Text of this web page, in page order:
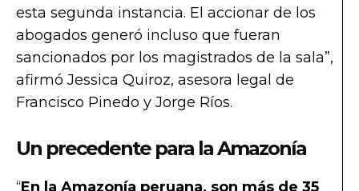
esta segunda instancia. El accionar de los
abogados generó incluso que fueran
sancionados por los magistrados de la sala”,
afirmó Jessica Quiroz, asesora legal de
Francisco Pinedo y Jorge Ríos.
Un precedente para la Amazonía
“En la Amazonía peruana, son más de 35